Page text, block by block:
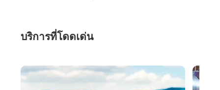
บริการที่โดดเด่น